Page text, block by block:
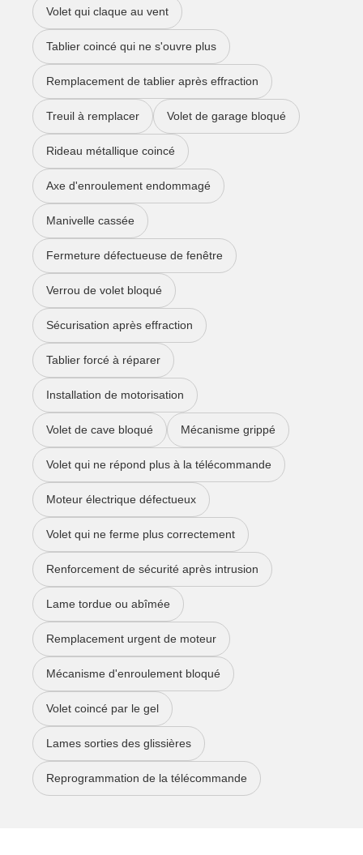
Volet qui claque au vent
Tablier coincé qui ne s'ouvre plus
Remplacement de tablier après effraction
Treuil à remplacer Volet de garage bloqué
Rideau métallique coincé
Axe d'enroulement endommagé
Manivelle cassée
Fermeture défectueuse de fenêtre
Verrou de volet bloqué
Sécurisation après effraction
Tablier forcé à réparer
Installation de motorisation
Volet de cave bloqué Mécanisme grippé
Volet qui ne répond plus à la télécommande
Moteur électrique défectueux
Volet qui ne ferme plus correctement
Renforcement de sécurité après intrusion
Lame tordue ou abîmée
Remplacement urgent de moteur
Mécanisme d'enroulement bloqué
Volet coincé par le gel
Lames sorties des glissières
Reprogrammation de la télécommande